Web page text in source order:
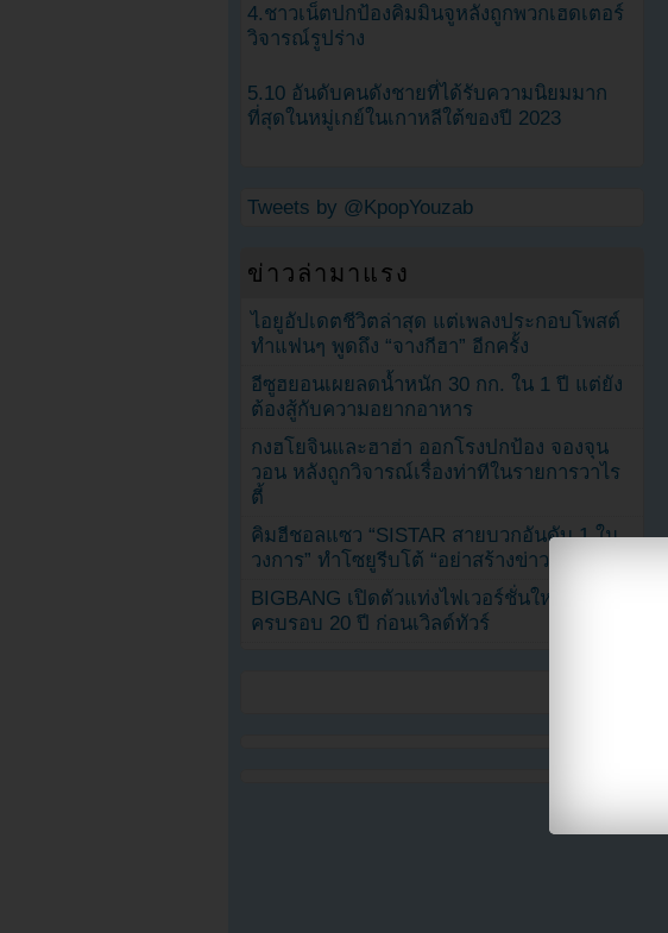
4.ชาวเน็ตปกป้องคิมมินจูหลังถูกพวกเฮดเตอร์
วิจารณ์รูปร่าง
5.10 อันดับคนดังชายที่ได้รับความนิยมมาก
ที่สุดในหมู่เกย์ในเกาหลีใต้ของปี 2023
Tweets by @KpopYouzab
ข่าวล่ามาแรง
ไอยูอัปเดตชีวิตล่าสุด แต่เพลงประกอบโพสต์
ทำแฟนๆ พูดถึง “จางกีฮา” อีกครั้ง
อีซูฮยอนเผยลดน้ำหนัก 30 กก. ใน 1 ปี แต่ยัง
ต้องสู้กับความอยากอาหาร
กงฮโยจินและฮาฮ่า ออกโรงปกป้อง จองจุน
วอน หลังถูกวิจารณ์เรื่องท่าทีในรายการวาไร
ตี้
คิมฮีชอลแซว “SISTAR สายบวกอันดับ 1 ใน
วงการ” ทำโซยูรีบโต้ “อย่าสร้างข่าวลือ!”
BIGBANG เปิดตัวแท่งไฟเวอร์ชั่นใหม่ ฉลอง
ครบรอบ 20 ปี ก่อนเวิลด์ทัวร์